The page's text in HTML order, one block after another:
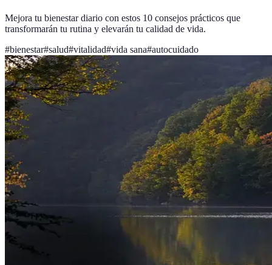
Mejora tu bienestar diario con estos 10 consejos prácticos que
transformarán tu rutina y elevarán tu calidad de vida.
#bienestar#salud#vitalidad#vida sana#autocuidado